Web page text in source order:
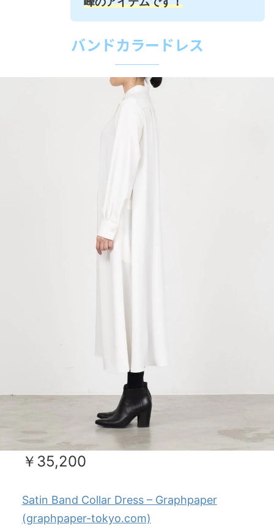
バンドカラードレス
￥35,200
Satin Band Collar Dress – Graphpaper
(graphpaper-tokyo.com)